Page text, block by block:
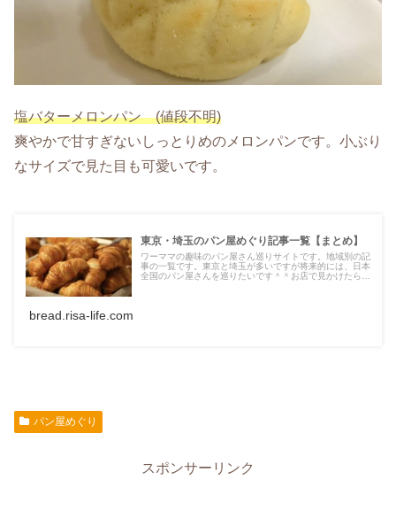
塩バターメロンパン (値段不明)
爽やかで甘すぎないしっとりめのメロンパンです。小ぶり
なサイズで見た目も可愛いです。
東京・埼玉のパン屋めぐり記事一覧【まとめ】
ワーママの趣味のパン屋さん巡りサイトです。地域別の記
事の一覧です。東京と埼玉が多いですが将来的には、日本
全国のパン屋さんを巡りたいです＾＾お店で見かけたら絶
bread.risa-life.com
パン屋めぐり
スポンサーリンク